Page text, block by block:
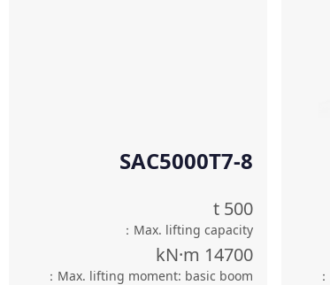
：
SAC5000T7-8
500
t
Max. lifting capacity
：
14700
kN·m
Max. lifting moment: basic boom
：